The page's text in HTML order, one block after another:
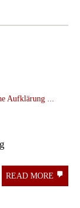
Aufklärung ...
READ MORE